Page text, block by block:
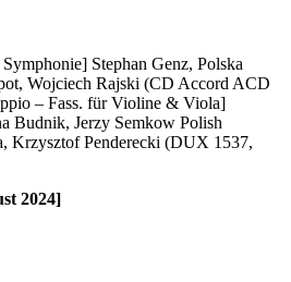
Stephan Genz, Polska
Wojciech Rajski (CD Accord ACD
– Fass. für Violine & Viola]
Budnik, Jerzy Semkow Polish
Krzysztof Penderecki (DUX 1537,
2024]